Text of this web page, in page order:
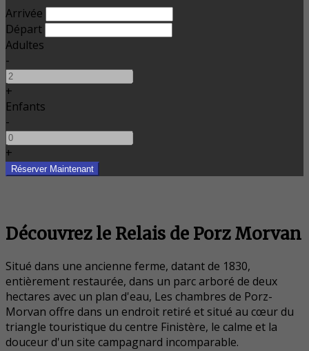
Arrivée
Départ
Adultes
-
+
Enfants
-
+
Découvrez le Relais de Porz Morvan
Situé dans une ancienne ferme, datant de 1830,
entièrement restaurée, dans un parc arboré de deux
hectares avec un plan d'eau, Les chambres de Porz-
Morvan offre dans un endroit retiré et situé au cœur du
triangle touristique du centre Finistère, le calme et la
douceur d'un site campagnard incomparable.